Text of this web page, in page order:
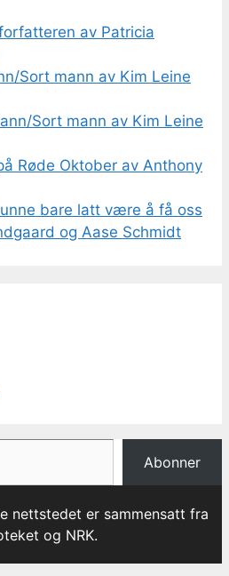
av Patricia
Sort mann av Kim Leine
Sort mann av Kim Leine
Røde Oktober av Anthony
bare latt være å få oss
og Aase Schmidt
Abonner
nettstedet er sammensatt fra
og NRK.